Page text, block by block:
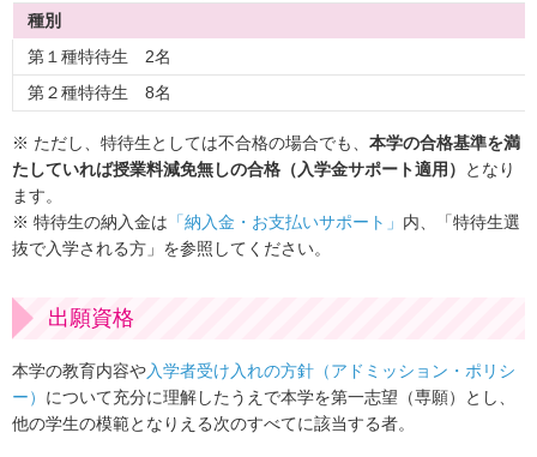
種別
第１種特待生 2名
第２種特待生 8名
※ ただし、特待生としては不合格の場合でも、 本学の合格基準を満
たしていれば授業料減免無しの合格（入学金サポート適用）
となり
ます。
※ 特待生の納入金は 「納入金・お支払いサポート」 内、「特待生選
抜で入学される方」を参照してください。
出願資格
本学の教育内容や入学者受け入れの方針（アドミッション・ポリシ
ー） について充分に理解したうえで本学を第一志望（専願）とし、
他の学生の模範となりえる次のすべてに該当する者。